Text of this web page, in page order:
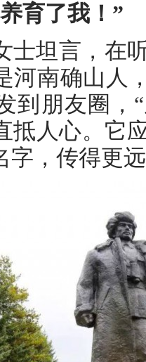
育了我！”
士坦言，在
河南确山人
到朋友圈，
抵人心。它
字，传得更